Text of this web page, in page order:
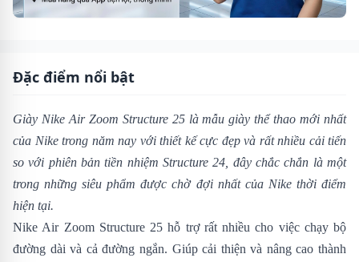
Đặc điểm nổi bật
Giày Nike Air Zoom Structure 25 là mẫu giày thể thao mới nhất
của Nike trong năm nay với thiết kế cực đẹp và rất nhiều cải tiến
so với phiên bản tiền nhiệm Structure 24 , đây chắc chắn là một
trong những siêu phẩm được chờ đợi nhất của Nike thời điểm
hiện tại.
Nike Air Zoom Structure 25 hỗ trợ rất nhiều cho việc chạy bộ
đường dài và cả đường ngắn. Giúp cải thiện và nâng cao thành